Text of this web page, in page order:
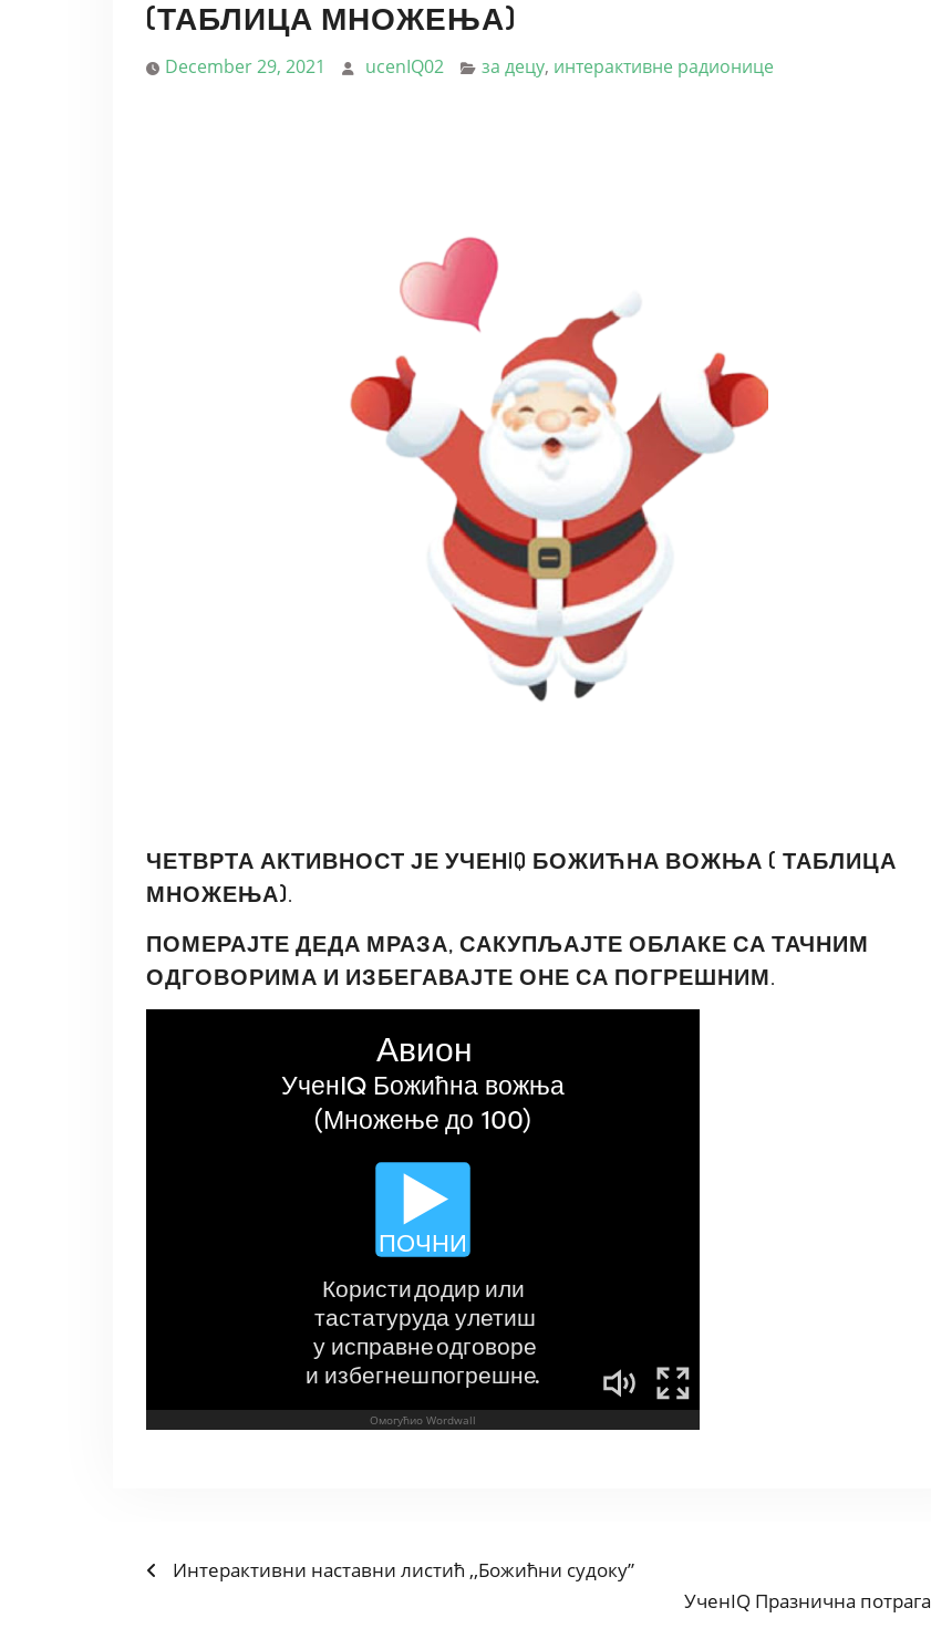
(ТАБЛИЦА МНОЖЕЊА)
December 29, 2021 ucenIQ02 за децу, интерактивне радионице
ЧЕТВРТА АКТИВНОСТ ЈЕ УЧЕНIQ БОЖИЋНА ВОЖЊА ( ТАБЛИЦА
МНОЖЕЊА).
ПОМЕРАЈТЕ ДЕДА МРАЗА, САКУПЉАЈТЕ ОБЛАКЕ СА ТАЧНИМ
ОДГОВОРИМА И ИЗБЕГАВАЈТЕ ОНЕ СА ПОГРЕШНИМ.
POST
Previous
Интерактивни наставни листић ,,Божићни судоку”
Next
УченIQ Празнична потрага